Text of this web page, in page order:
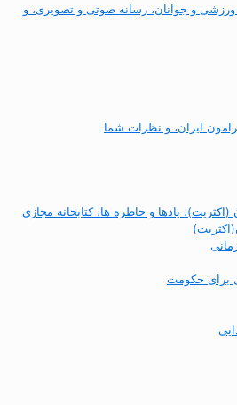
ورزشی و جوانان، رسانه صوتی و تصویری، و
برای حکومت